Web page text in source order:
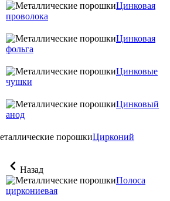
Цинковая
проволока
Цинковая
фольга
Цинковые
чушки
Цинковый
анод
Цирконий
Назад
Полоса
циркониевая